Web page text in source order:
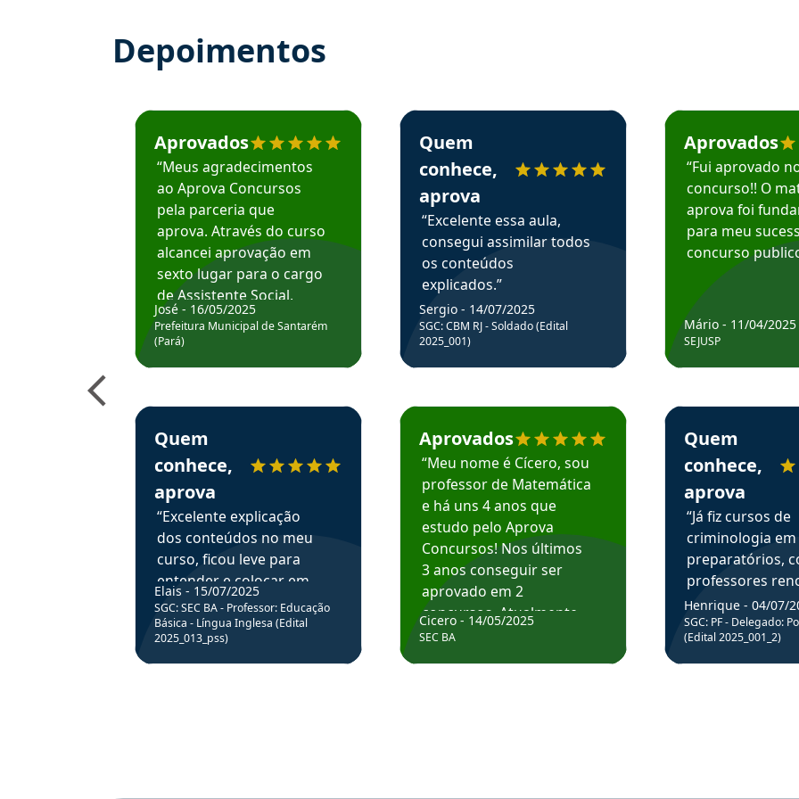
Depoimentos
Estudante José recomenda o Aprova Concursos em depoimento
Aprovados
“Meus agradecimentos
ao Aprova Concursos
pela parceria que
aprova. Através do curso
alcancei aprovação em
sexto lugar para o cargo
de Assistente Social.
Hoje estou atuando na
Prefeitura de Santarém.
José - 16/05/2025
Prefeitura Municipal de Santarém
(Pará)
Estudante Elais recomenda o Aprova Concursos em depoimento
Quem
conhece,
aprova
“Excelente explicação
dos conteúdos no meu
curso, ficou leve para
entender e colocar em
prática através da
resolução de questões.”
Elais - 15/07/2025
SGC: SEC BA - Professor: Educação
Básica - Língua Inglesa (Edital
2025_013_pss)
Estudante Sergio recomenda o Aprova Concursos em depoimento
Quem
conhece,
aprova
“Excelente essa aula,
consegui assimilar todos
os conteúdos
explicados.”
Sergio - 14/07/2025
SGC: CBM RJ - Soldado (Edital
2025_001)
Estudante Cicero recomenda o Aprova Concursos em depoimento
Aprovados
“Meu nome é Cícero, sou
professor de Matemática
e há uns 4 anos que
estudo pelo Aprova
Concursos! Nos últimos
3 anos conseguir ser
aprovado em 2
concursos. Atualmente,
estou atuando como
Cicero - 14/05/2025
SEC BA
Estudante Mário
Aprovados
“Fui aprovado
concurso!! O
aprova foi
para meu
concurso
Mário - 11/04/2025
SEJUSP
Estudante Henrique
Quem
conhece,
aprova
“Já fiz cursos de
criminologia em
preparatórios,
professores
fiz curso em pós
graduação.
Professor do
sem dúvida, o
Henrique - 04/07/
SGC: PF - Delegado:
(Edital 2025_001_2)